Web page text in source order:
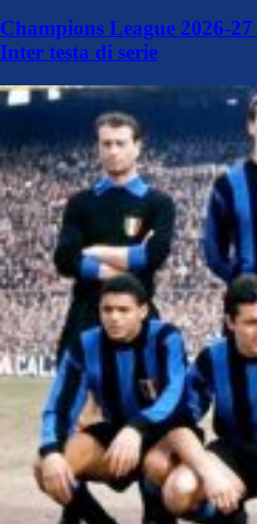
Champions League 2026-
Inter testa di serie